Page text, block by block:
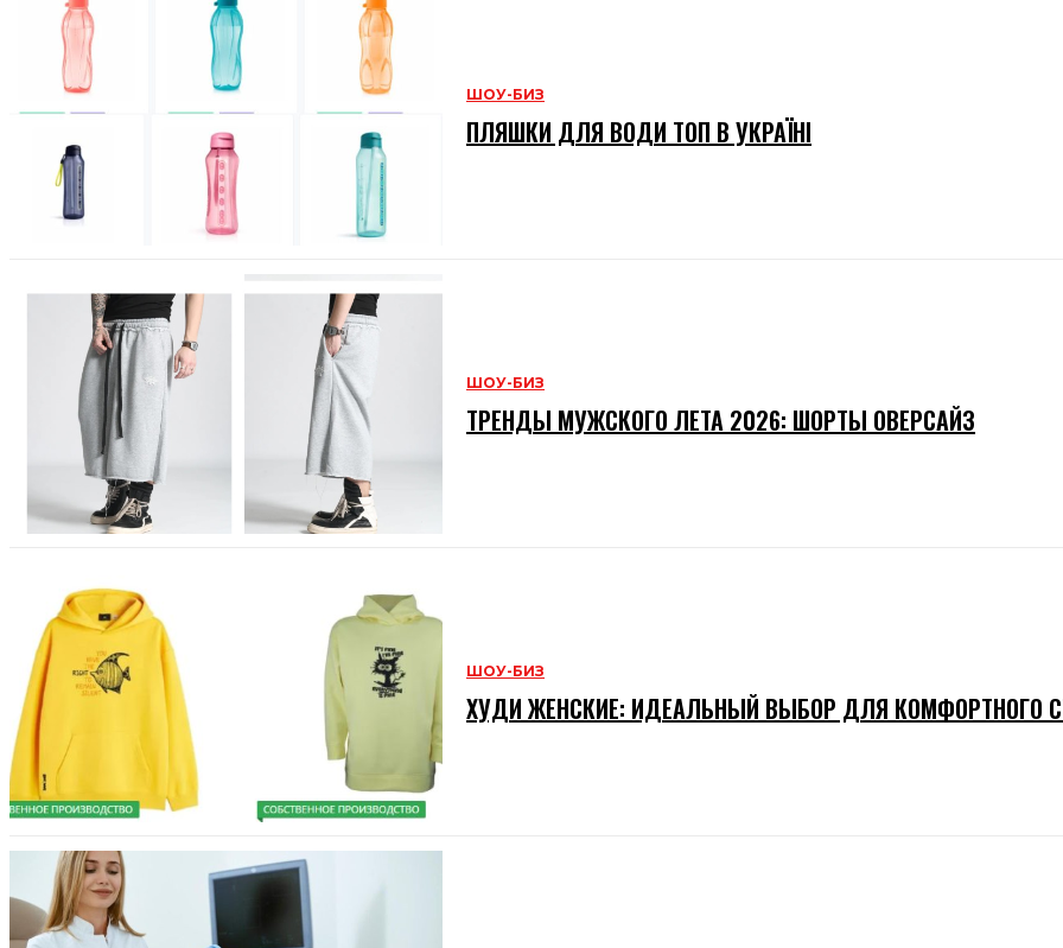
ШОУ-БИЗ
ПЛЯШКИ ДЛЯ ВОДИ ТОП В УКРАЇНІ
ШОУ-БИЗ
ТРЕНДЫ МУЖСКОГО ЛЕТА 2026: ШОРТЫ ОВЕРСАЙЗ
ШОУ-БИЗ
ХУДИ ЖЕНСКИЕ: ИДЕАЛЬНЫЙ ВЫБОР ДЛЯ КОМФОРТНОГО